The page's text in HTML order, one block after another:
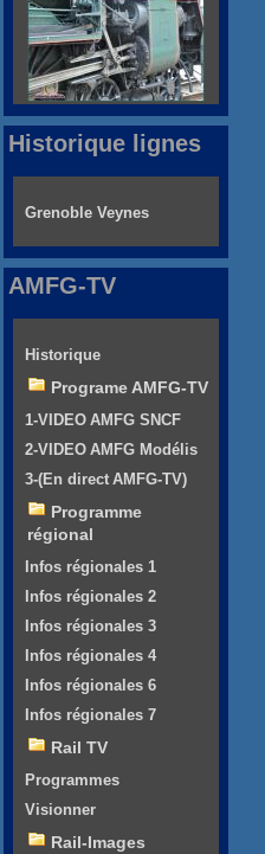
Historique lignes
Grenoble Veynes
AMFG-TV
Historique
Programe AMFG-TV
1-VIDEO AMFG SNCF
2-VIDEO AMFG Modélis
3-(En direct AMFG-TV)
Programme
régional
Infos régionales 1
Infos régionales 2
Infos régionales 3
Infos régionales 4
Infos régionales 6
Infos régionales 7
Rail TV
Programmes
Visionner
Rail-Images